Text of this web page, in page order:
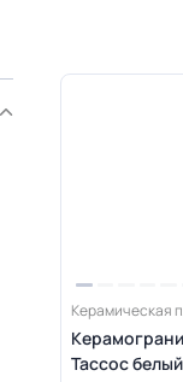
Керамическая
Тассос